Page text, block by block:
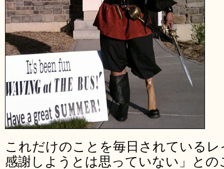
これだけのことを毎日されている
感謝しようとは思っていない」と